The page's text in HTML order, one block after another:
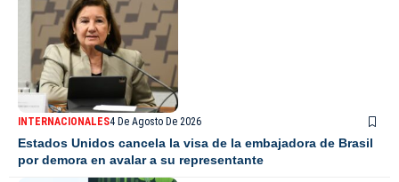
INTERNACIONALES4 De Agosto De 2026
Estados Unidos cancela la visa de la embajadora de Brasil
por demora en avalar a su representante